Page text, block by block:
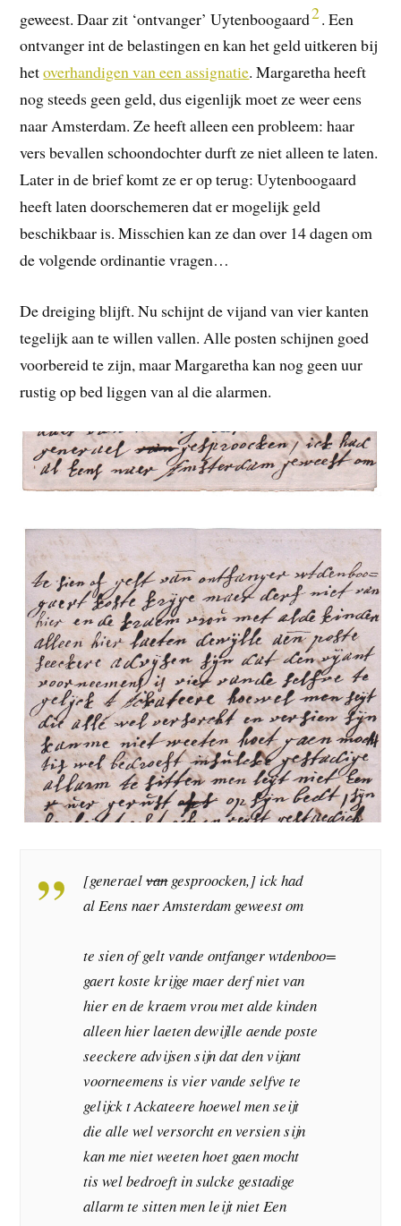
geweest. Daar zit ‘ontvanger’ Uytenboogaard2. Een
ontvanger int de belastingen en kan het geld uitkeren bij
hetoverhandigen van een assignatie. Margaretha heeft
nog steeds geen geld, dus eigenlijk moet ze weer eens
naar Amsterdam. Ze heeft alleen een probleem: haar
vers bevallen schoondochter durft ze niet alleen te laten.
Later in de brief komt ze er op terug: Uytenboogaard
heeft laten doorschemeren dat er mogelijk geld
beschikbaar is. Misschien kan ze dan over 14 dagen om
de volgende ordinantie vragen…
De dreiging blijft. Nu schijnt de vijand van vier kanten
tegelijk aan te willen vallen. Alle posten schijnen goed
voorbereid te zijn, maar Margaretha kan nog geen uur
rustig op bed liggen van al die alarmen.
[generaelvangesproocken,] ick had
al Eens naer Amsterdam geweest om
te sien of gelt vande ontfanger wtdenboo=
gaert koste krijge maer derf niet van
hier en de kraem vrou met alde kinden
alleen hier laeten dewijlle aende poste
seeckere advijsen sijn dat den vijant
voorneemens is vier vande selfve te
gelijck t Ackateere hoewel men seijt
die alle wel versorcht en versien sijn
kan me niet weeten hoet gaen mocht
tis wel bedroeft in sulcke gestadige
allarm te sitten men leijt niet Een